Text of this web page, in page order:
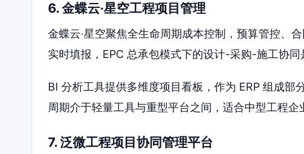
6. 金蝶云·星空工程项目管理
金蝶云·星空聚焦全生命周期成本控制，预算管控、
实时填报，EPC 总承包模式下的设计-采购-施工协同
BI 分析工具提供多维度项目看板，作为 ERP 组成
周期介于轻量工具与重型平台之间，适合中型工程企
7. 泛微工程项目协同管理平台